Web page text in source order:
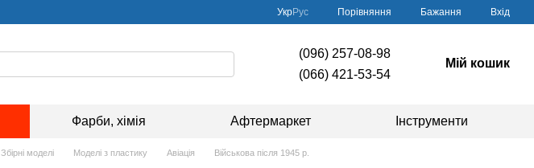
УкрРус Порівняння Бажання Вхід
(096) 257-08-98
(066) 421-53-54
Мій кошик
Фарби, хімія Афтермаркет Інструменти
Збірні моделі Моделі з пластику Авіація Військова після 1945 р.